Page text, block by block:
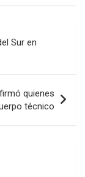
Sur en
quienes
técnico